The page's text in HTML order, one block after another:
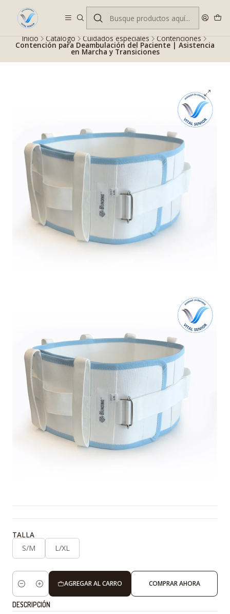
Despacho gratis en RM desde $100.000. Revisa las condiciones.
Inicio Catálogo Cuidados especiales Contenciones
Contención para Deambulación del Paciente | Asistencia
en Marcha y Transiciones
TALLA
S/M
L/XL
Cantidad
AGREGAR AL CARRO COMPRAR AHORA
DESCRIPCIÓN